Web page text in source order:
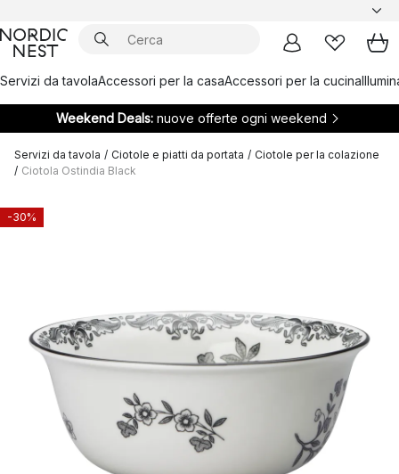
Servizi da tavolaAccessori per la casaAccessori per la cucina
Weekend Deals: nuove offerte ogni weekend
Servizi da tavola / Ciotole e piatti da portata / Ciotole per la colazione
/ Ciotola Ostindia Black
-30%